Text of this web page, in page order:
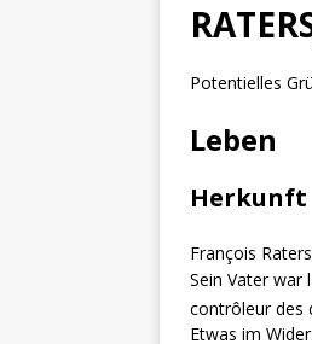
Potentielles
Leben
Herkunft
François
Sein Vater war
contrôleur des
Etwas im